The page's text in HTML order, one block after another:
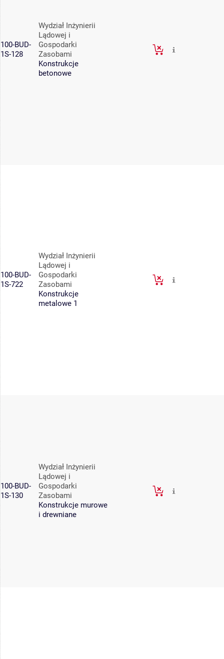
100-BUD-
1S-128
Wydział Inżynierii
Lądowej i
Gospodarki
Zasobami
Konstrukcje
betonowe
100-BUD-
1S-722
Wydział Inżynierii
Lądowej i
Gospodarki
Zasobami
Konstrukcje
metalowe 1
100-BUD-
1S-130
Wydział Inżynierii
Lądowej i
Gospodarki
Zasobami
Konstrukcje murowe
i drewniane